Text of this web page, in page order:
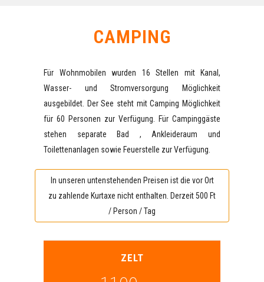
CAMPING
Für Wohnmobilen wurden 16 Stellen mit Kanal,
Wasser- und Stromversorgung Möglichkeit
ausgebildet. Der See steht mit Camping Möglichkeit
für 60 Personen zur Verfügung. Für Campinggäste
stehen separate Bad , Ankleideraum und
Toilettenanlagen sowie Feuerstelle zur Verfügung.
In unseren untenstehenden Preisen ist die vor Ort
zu zahlende Kurtaxe nicht enthalten. Derzeit 500 Ft
/ Person / Tag
ZELT